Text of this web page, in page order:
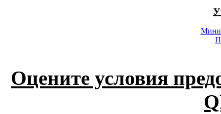
Оцените условия